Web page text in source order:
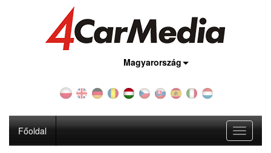
Magyarország
Toggle
Főoldal